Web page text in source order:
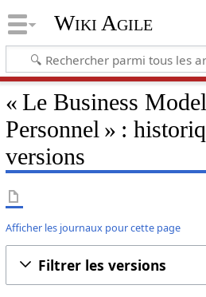
Wiki Agile
« Le Business Model
Personnel » :
versions
Afficher les journaux pour cette page
Filtrer les versions